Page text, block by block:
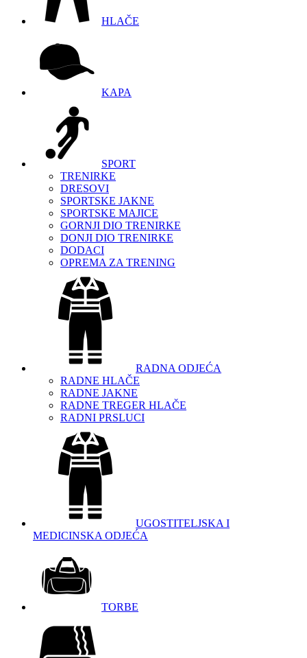
HLAČE
KAPA
SPORT
TRENIRKE
DRESOVI
SPORTSKE JAKNE
SPORTSKE MAJICE
GORNJI DIO TRENIRKE
DONJI DIO TRENIRKE
DODACI
OPREMA ZA TRENING
RADNA ODJEĆA
RADNE HLAČE
RADNE JAKNE
RADNE TREGER HLAČE
RADNI PRSLUCI
UGOSTITELJSKA I
MEDICINSKA ODJEĆA
TORBE